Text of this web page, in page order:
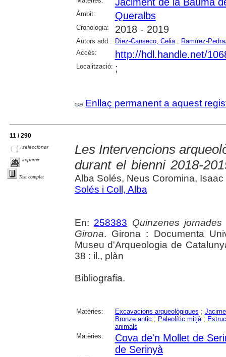
Àmbit: Queralbs
Cronologia: 2018 - 2019
Autors add.: Díez-Canseco, Celia; Ramírez-
Accés:
http://hdl.handle.net/
Localització: ;
Enllaç permanent a aquest
11 / 290
seleccionar
imprimir
Text complet
Les Intervencions
durant el bienni 2018-
Alba Solés, Neus Coromina, Isaac
Solés i Coll, Alba
En: 258383 Quinzenes
Girona. Girona : Documenta
Museu d'Arqueologia de
38 : il., plàn
Bibliografia.
Matèries: Excavacions arqueològiques ;
Bronze antic ; Paleolític mitjà;
animals
Matèries:
Cova de'n Mollet de
de Serinyà